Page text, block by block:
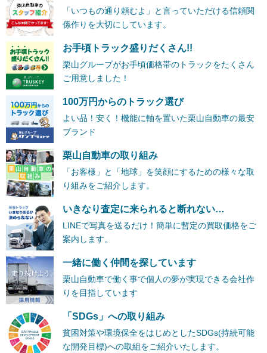
「いつもの通り頼むよ」と言っていただける信頼関
係作りを大切にしています。
お手頃トラック盛りだくさん!!
栗山グループがお手頃価格帯のトラックをたくさん
ご用意しました！
100万円からのトラック選び
よい品！安く！機能に軸を置いた栗山自動車の最安
ブランド
栗山自動車の取り組み
「お客様」と「地球」を笑顔にするための様々な取
り組みをご紹介します。
いきなり査定に来られると断れない…
LINEで写真を送るだけ！簡単に暫定の買取価格をご
案内します。
一緒に働く仲間を探しています
栗山自動車で働く事で個人の夢が実現できる会社作
りを目指しています
「SDGs」への取り組み
貧困対策や環境保全をはじめとしたSDGs(持続可能
な開発目標)への取組をご紹介いたします。